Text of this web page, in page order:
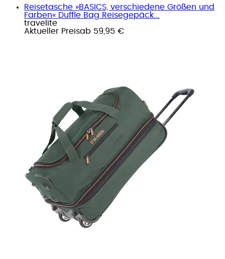
Reisetasche »BASICS, verschiedene Größen und
Farben« Duffle Bag Reisegepäck...
travelite
Aktueller Preisab 59,95 €